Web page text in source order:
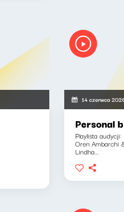
14 czerwca
Personal
Playlista audycji:
Oren Ambarchi
Lindha...